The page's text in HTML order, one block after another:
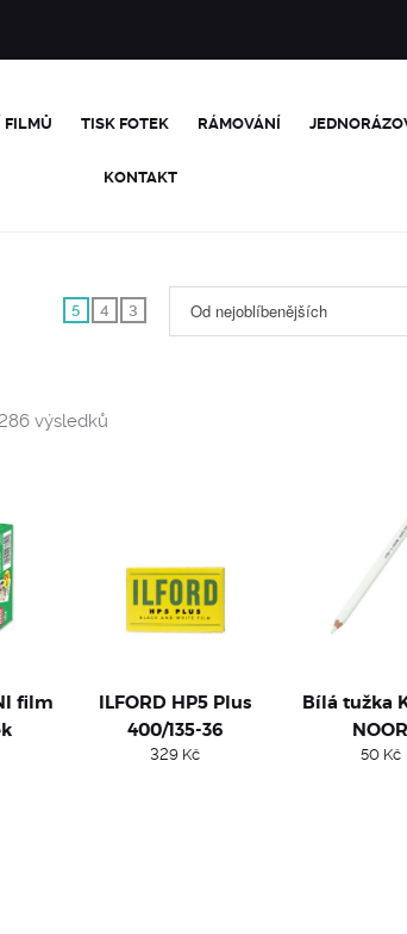
FILMŮ TISK FOTEK RÁMOVÁNÍ
KONTAKT
5 4 3 Od nejoblíbenějších
výsledkůSorted
film
ILFORD HP5 Plus
400/135-36
329 Kč
Bílá tužka
NOOR
50 Kč